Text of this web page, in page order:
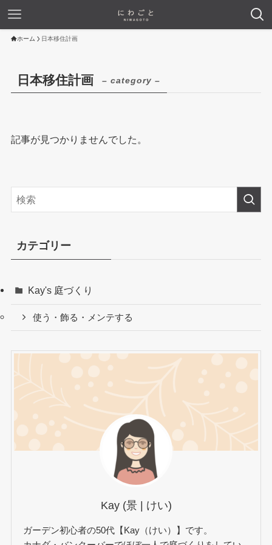
ホーム 日本移住計画
日本移住計画 – category –
記事が見つかりませんでした。
カテゴリー
Kay's 庭づくり
使う・飾る・メンテする
Kay (景 | けい)
ガーデン初心者の50代【Kay（けい）】です。